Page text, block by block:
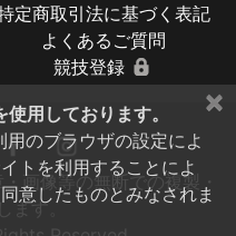
定商取引法に基づく表記
よくあるご質問
競技登録
画像等の無断での複製・
ます。
×
用しております。
のブラウザの設定によ
トを利用することによ
意したものとみなされま